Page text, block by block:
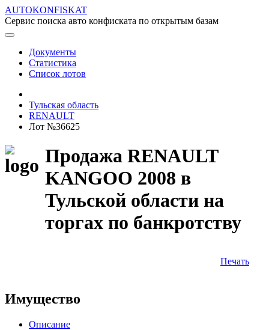
AUTOKONFISKAT
Сервис поиска авто конфиската по открытым базам
Документы
Статистика
Список лотов
Тульская область
RENAULT
Лот №36625
Продажа RENAULT
KANGOO 2008 в
Тульской области на
торгах по банкротству
Печать
Имущество
Описание